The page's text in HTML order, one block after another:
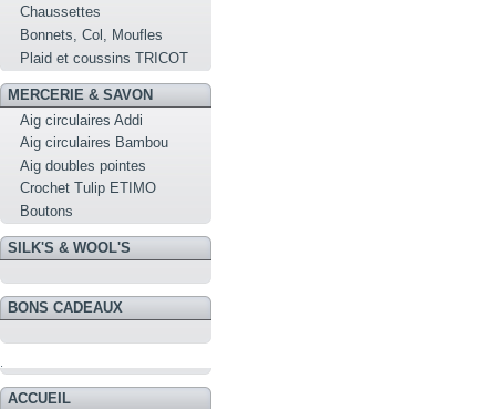
Chaussettes
Bonnets, Col, Moufles
Plaid et coussins TRICOT
MERCERIE & SAVON
Aig circulaires Addi
Aig circulaires Bambou
Aig doubles pointes
Crochet Tulip ETIMO
Boutons
SILK'S & WOOL'S
BONS CADEAUX
ACCUEIL